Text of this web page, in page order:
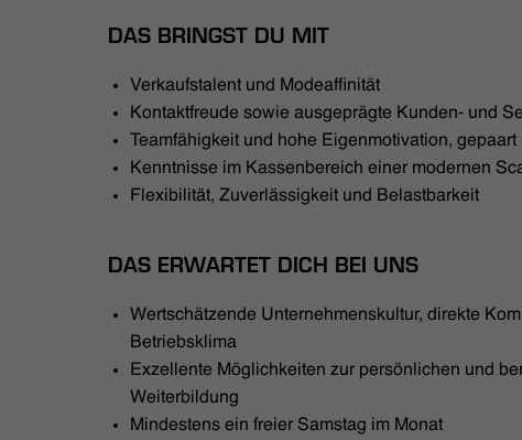
DAS BRINGST DU MIT
Verkaufstalent und Modeaffinität
Kontaktfreude sowie ausgeprägte Kunden- und
Teamfähigkeit und hohe Eigenmotivation,
Kenntnisse im Kassenbereich einer modernen
Flexibilität, Zuverlässigkeit und Belastbarkeit
DAS ERWARTET DICH BEI UNS
Wertschätzende Unternehmenskultur, direkte
Betriebsklima
Exzellente Möglichkeiten zur persönlichen und
Weiterbildung
Mindestens ein freier Samstag im Monat